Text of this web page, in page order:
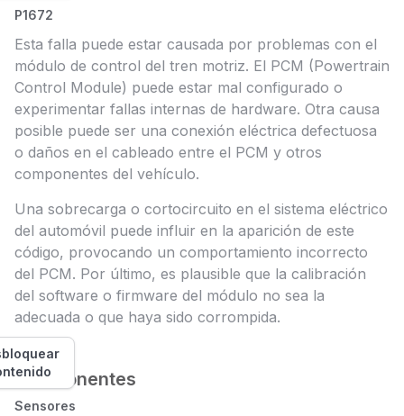
P1672
Esta falla puede estar causada por problemas con el
módulo de control del tren motriz. El PCM (Powertrain
Control Module) puede estar mal configurado o
experimentar fallas internas de hardware. Otra causa
posible puede ser una conexión eléctrica defectuosa
o daños en el cableado entre el PCM y otros
componentes del vehículo.
Una sobrecarga o cortocircuito en el sistema eléctrico
del automóvil puede influir en la aparición de este
código, provocando un comportamiento incorrecto
del PCM. Por último, es plausible que la calibración
del software o firmware del módulo no sea la
adecuada o que haya sido corrompida.
Componentes
Sensores